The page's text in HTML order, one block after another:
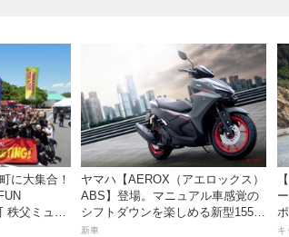
に大集合！
秩父ミュー
ヤマハ【AEROX（アエロックス）
ABS】登場。マニュアル車感覚の
シフトダウンを楽しめる新型155cc
スポーツスクーター8月31日発売。
新車 キ